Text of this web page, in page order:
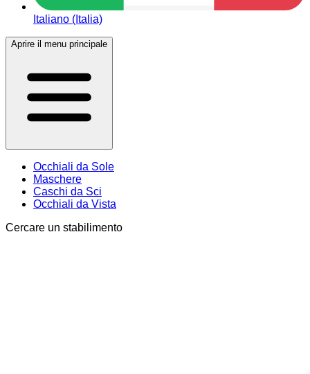
Italiano (Italia)
Aprire il menu principale
Occhiali da Sole
Maschere
Caschi da Sci
Occhiali da Vista
Cercare un stabilimento